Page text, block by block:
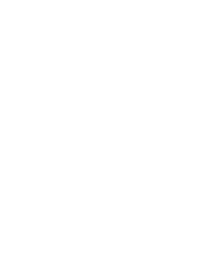
obtener ingresos pasivos